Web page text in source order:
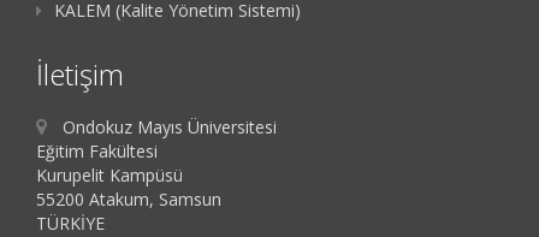
KALEM (Kalite Yönetim Sistemi)
İletişim
Ondokuz Mayıs Üniversitesi
Eğitim Fakültesi
Kurupelit Kampüsü
55200 Atakum, Samsun
TÜRKİYE